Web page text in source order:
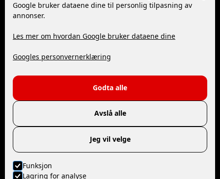
Google bruker dataene dine til personlig tilpasning av
annonser.
Les mer om hvordan Google bruker dataene dine
Googles personvernerklæring
Avslå alle
Jeg vil velge
Godta alle
Funksjon
Lagring for analyse
Følg oss
YouTube
Kontakt